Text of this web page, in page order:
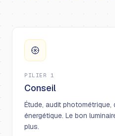
PILIER 1
Conseil
Étude, audit photométrique,
énergétique. Le bon
plus.